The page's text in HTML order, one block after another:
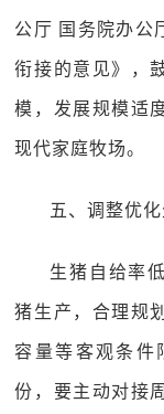
公厅 国务院办公
衔接的意见》，
模，发展规模适
现代家庭牧场。
五、调整优
生猪自给率
猪生产，合理规
容量等客观条件
份，要主动对接